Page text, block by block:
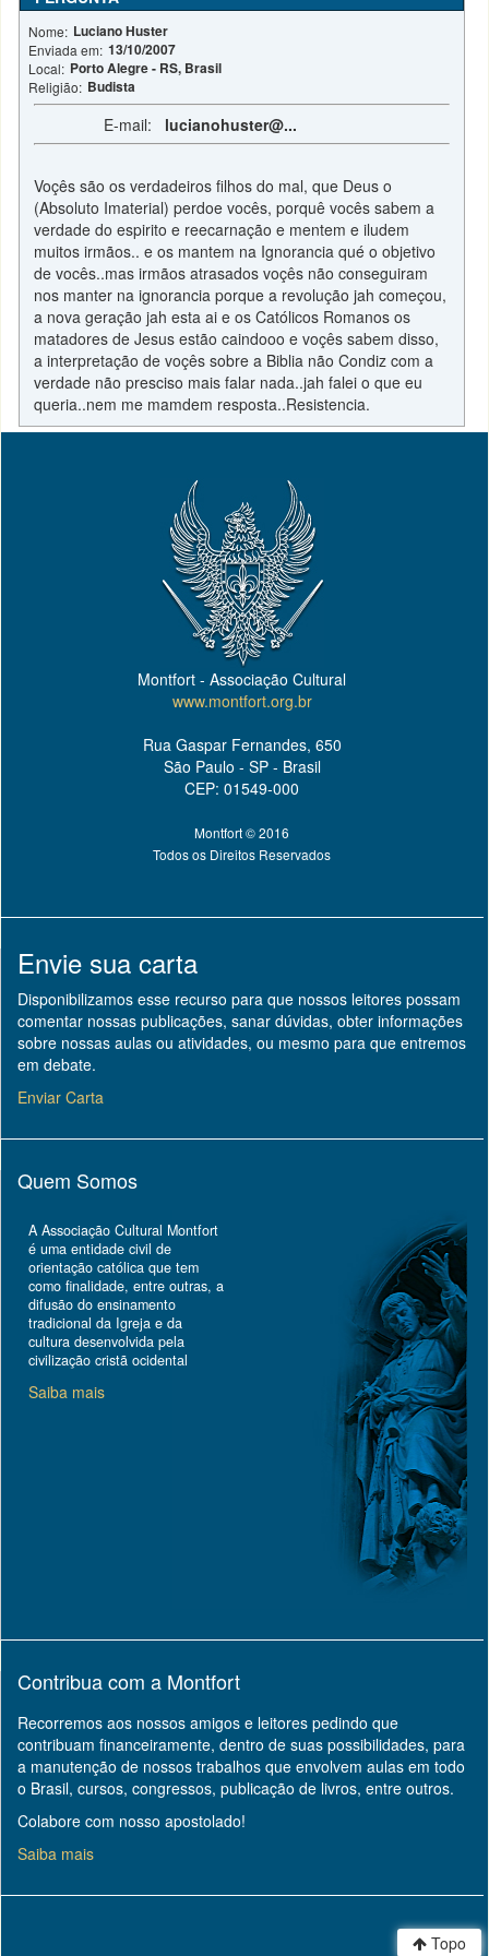
Nome: Luciano Huster
Enviada em: 13/10/2007
Local: Porto Alegre - RS, Brasil
Religião: Budista
E-mail: lucianohuster@...
Voçês são os verdadeiros filhos do mal, que Deus o
(Absoluto Imaterial) perdoe vocês, porquê vocês sabem a
verdade do espirito e reecarnação e mentem e iludem
muitos irmãos.. e os mantem na Ignorancia qué o objetivo
de vocês..mas irmãos atrasados voçês não conseguiram
nos manter na ignorancia porque a revolução jah começou,
a nova geração jah esta ai e os Católicos Romanos os
matadores de Jesus estão caindooo e voçês sabem disso,
a interpretação de voçês sobre a Biblia não Condiz com a
verdade não presciso mais falar nada..jah falei o que eu
queria..nem me mamdem resposta..Resistencia.
Topo
Montfort - Associação Cultural
www.montfort.org.br
Rua Gaspar Fernandes, 650
São Paulo - SP - Brasil
CEP: 01549-000
Montfort © 2016
Todos os Direitos Reservados
Envie sua carta
Disponibilizamos esse recurso para que nossos leitores possam
comentar nossas publicações, sanar dúvidas, obter informações
sobre nossas aulas ou atividades, ou mesmo para que entremos
em debate.
Enviar Carta
Quem Somos
A Associação Cultural Montfort
é uma entidade civil de
orientação católica que tem
como finalidade, entre outras, a
difusão do ensinamento
tradicional da Igreja e da
cultura desenvolvida pela
civilização cristã ocidental
Saiba mais
Contribua com a Montfort
Recorremos aos nossos amigos e leitores pedindo que
contribuam financeiramente, dentro de suas possibilidades, para
a manutenção de nossos trabalhos que envolvem aulas em todo
o Brasil, cursos, congressos, publicação de livros, entre outros.
Colabore com nosso apostolado!
Saiba mais